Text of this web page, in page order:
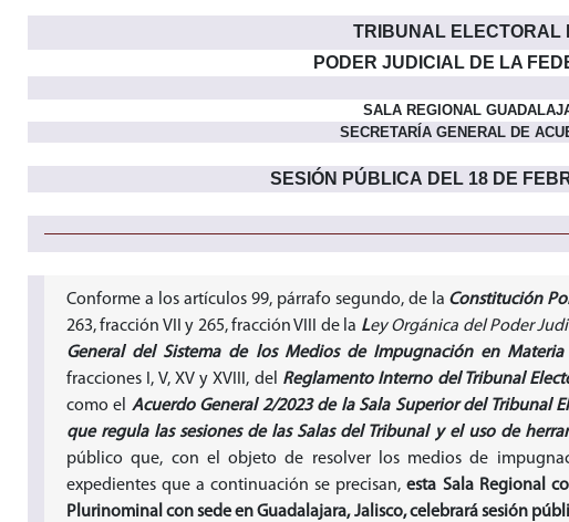
TRIBUNAL ELECTORAL
PODER JUDICIAL DE LA
SALA REGIONAL
SECRETARÍA GENERAL DE
SESIÓN PÚBLICA DEL 18 DE
Conforme a los artículos 99, párrafo segundo, de la Constitución
263, fracción VII y 265, fracción VIII de la Ley Orgánica del Poder
General del Sistema de los Medios de Impugnación en Materia
fracciones I, V, XV y XVIII, del Reglamento Interno del Tribunal
como el Acuerdo General 2/2023 de la Sala Superior del Tribunal
que regula las sesiones de las Salas del Tribunal y el uso de
público que, con el objeto de resolver los medios de
expedientes que a continuación se precisan,esta Sala Regional
Plurinominal con sede en Guadalajara, Jalisco, celebrará sesión